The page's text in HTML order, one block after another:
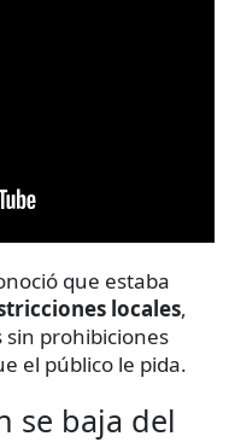
que estaba
locales,
prohibiciones
el público le pida.
se baja del